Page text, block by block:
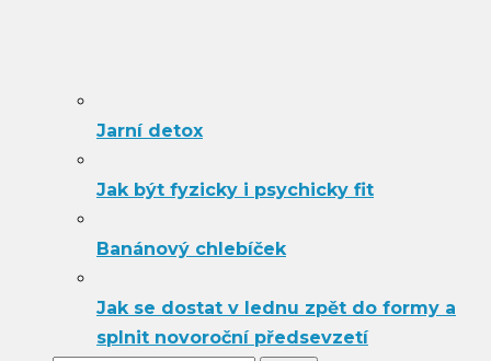
Jarní detox
Jak být fyzicky i psychicky fit
Banánový chlebíček
Jak se dostat v lednu zpět do formy a
splnit novoroční předsevzetí